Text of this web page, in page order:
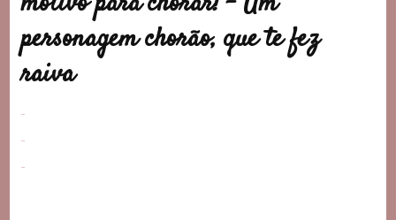
personagem chorão, que te fez
raiva